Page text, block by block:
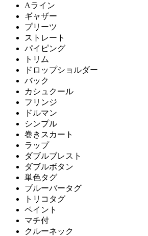
Aライン
ギャザー
プリーツ
ストレート
パイピング
トリム
ドロップショルダー
バック
カシュクール
フリンジ
ドルマン
シンプル
巻きスカート
ラップ
ダブルブレスト
ダブルボタン
単色タグ
ブルーバータグ
トリコタグ
ペイント
マチ付
クルーネック